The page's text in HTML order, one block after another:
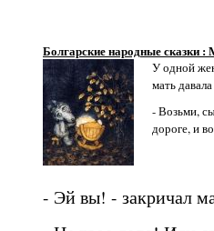
Болгарские народные сказки
У одной
мать
- Возьми,
дороге, и
- Эй вы! - закричал